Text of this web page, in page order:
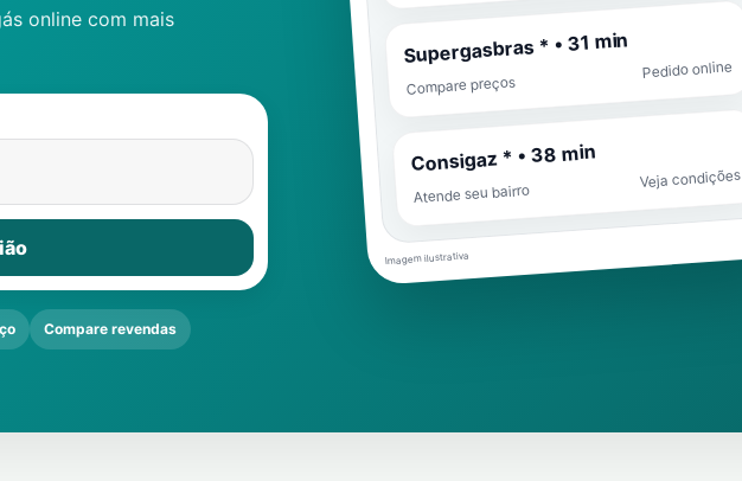
online com mais
Compare revendas
Supergasbras * • 31 min
Compare preços
Pedido online
Consigaz * • 38 min
Atende seu bairro
Veja condições
Imagem ilustrativa